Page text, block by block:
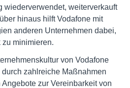
wiederverwendet, weiterverkauft
hinaus hilft Vodafone mit
anderen Unternehmen dabei,
minimieren.
von Vodafone
zahlreiche Maßnahmen
zur Vereinbarkeit von